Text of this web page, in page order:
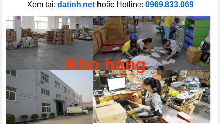
Xem tại: datinh.nethoặc Hotline: 0969.833.069